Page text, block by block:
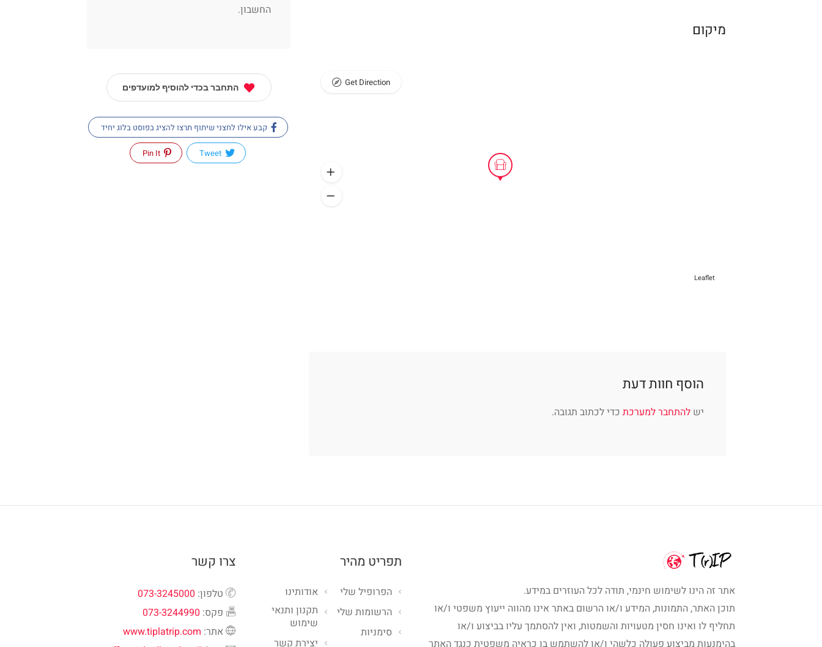
מיקום
Leaflet
Get Direction
הוסף חוות דעת
יש להתחבר למערכת כדי לכתוב תגובה.
החשבון.
התחבר בכדי להוסיף למועדפים
קבע אילו לחצני שיתוף תרצו להציג בפוסט בלוג יחיד
אתר זה הינו לשימוש חינמי, תודה לכל העוזרים במידע.
תוכן האתר, התמונות, המידע ו/או הרשום באתר אינו מהווה ייעוץ משפטי ו/או
תחליף לו ואינו חסין מטעויות והשמטות, ואין להסתמך עליו בביצוע ו/או
בהימנעות מביצוע פעולה כלשהי ו/או להשתמש בו כראיה משפטית כנגד האתר
תפריט מהיר
אודותינו
תקנון ותנאי
שימוש
יצירת קשר
הפרופיל שלי
הרשומות שלי
סימניות
צרו קשר
טלפון: 073-3245000
פקס: 073-3244990
אתר: www.tiplatrip.com